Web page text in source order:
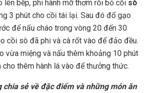
lên bếp, phi hành mỡ thơm rồi bỏ cồi sò
3 phút cho cồi tái lại. Sau đó đổ gạo
để nấu cháo trong vòng 20 đến 30
cồi sò đã phi và cà rốt vào để đảo đều.
vừa miệng và nấu thêm khoảng 10 phút
thêm hành lá vào để thưởng thức.
chia sẻ về đặc điểm và những món ăn